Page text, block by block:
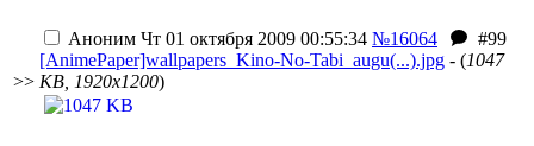
>>
Аноним Чт 01 октября 2009 00:55:34 №16064
#99
[AnimePaper]wallpapers_Kino-No-Tabi_augu(...).jpg - (1047
KB, 1920x1200)